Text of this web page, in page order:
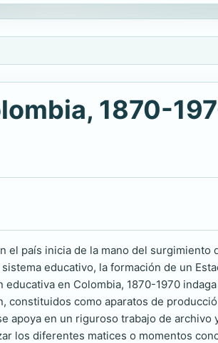
1870-
el país inicia de la mano del
educativo, la formación de un
en Colombia, 1870-1970
constituidos como aparatos de
apoya en un riguroso trabajo de
los diferentes matices o momentos